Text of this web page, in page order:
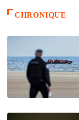
CHRONIQUE